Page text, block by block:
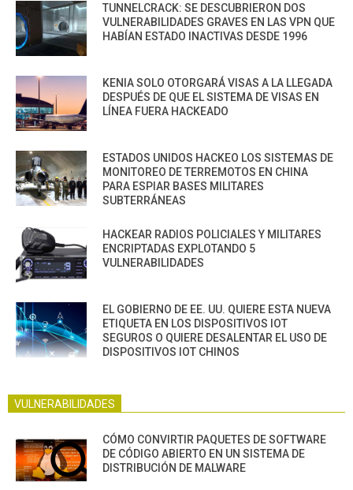
TUNNELCRACK: SE DESCUBRIERON DOS
VULNERABILIDADES GRAVES EN LAS VPN QUE
HABÍAN ESTADO INACTIVAS DESDE 1996
KENIA SOLO OTORGARÁ VISAS A LA LLEGADA
DESPUÉS DE QUE EL SISTEMA DE VISAS EN
LÍNEA FUERA HACKEADO
ESTADOS UNIDOS HACKEO LOS SISTEMAS DE
MONITOREO DE TERREMOTOS EN CHINA
PARA ESPIAR BASES MILITARES
SUBTERRÁNEAS
HACKEAR RADIOS POLICIALES Y MILITARES
ENCRIPTADAS EXPLOTANDO 5
VULNERABILIDADES
EL GOBIERNO DE EE. UU. QUIERE ESTA NUEVA
ETIQUETA EN LOS DISPOSITIVOS IOT
SEGUROS O QUIERE DESALENTAR EL USO DE
DISPOSITIVOS IOT CHINOS
VULNERABILIDADES
CÓMO CONVIRTIR PAQUETES DE SOFTWARE
DE CÓDIGO ABIERTO EN UN SISTEMA DE
DISTRIBUCIÓN DE MALWARE